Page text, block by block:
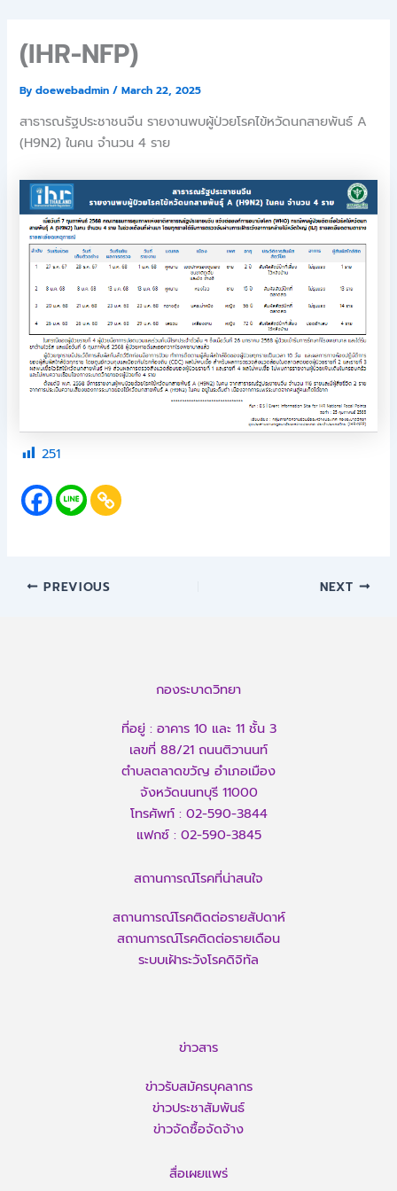
content
(IHR-NFP)
Bydoewebadmin/March 22, 2025
สาธารณรัฐประชาชนจีน รายงานพบผู้ป่วยโรคไข้หวัดนกสายพันธ์ A
(H9N2) ในคน จำนวน 4 ราย
251
PREVIOUS NEXT
กองระบาดวิทยา
ที่อยู่ : อาคาร 10 และ 11 ชั้น 3
เลขที่ 88/21 ถนนติวานนท์
ตำบลตลาดขวัญ อำเภอเมือง
จังหวัดนนทบุรี 11000
โทรศัพท์ : 02-590-3844
แฟกซ์ : 02-590-3845
สถานการณ์โรคที่น่าสนใจ
สถานการณ์โรคติดต่อรายสัปดาห์
สถานการณ์โรคติดต่อรายเดือน
ระบบเฝ้าระวังโรคดิจิทัล
ข่าวสาร
ข่าวรับสมัครบุคลากร
ข่าวประชาสัมพันธ์
ข่าวจัดซื้อจัดจ้าง
สื่อเผยแพร่